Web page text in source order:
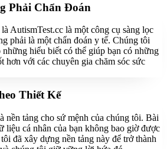
Phải Chẩn Đoán
AutismTest.cc là một công cụ sàng lọc
phải là một chẩn đoán y tế. Chúng tôi
hiểu biết có thể giúp bạn có những
hơn với các chuyên gia chăm sóc sức
Thiết Kế
nền tảng cho sứ mệnh của chúng tôi. Bài
liệu cá nhân của bạn không bao giờ được
đã xây dựng nền tảng này để trở thành